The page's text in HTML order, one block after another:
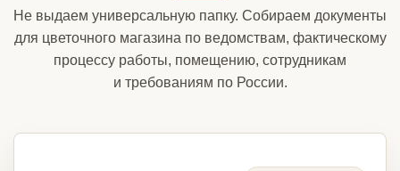
Не выдаем универсальную папку. Собираем документы
для цветочного магазина по ведомствам, фактическому
процессу работы, помещению, сотрудникам
и требованиям по России.